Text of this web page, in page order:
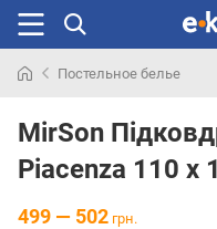
раньше
Постельное белье
MirSon
Piacenza 110 x
499 — 502 грн.